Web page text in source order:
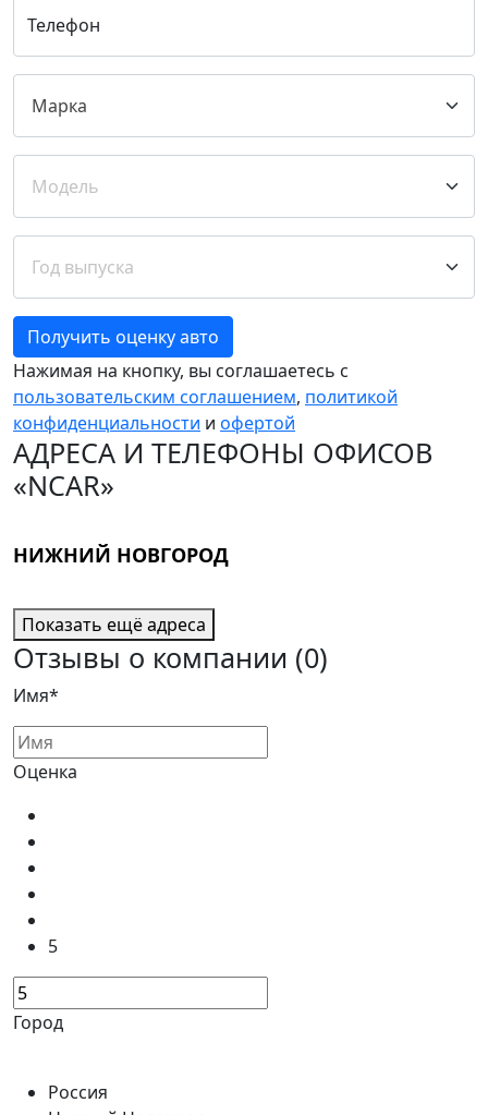
Телефон
Получить оценку авто
Нажимая на кнопку, вы соглашаетесь с
пользовательским соглашением, политикой
конфиденциальности и офертой
АДРЕСА И ТЕЛЕФОНЫ ОФИСОВ
«NCAR»
НИЖНИЙ НОВГОРОД
Показать ещё адреса
Отзывы о компании (0)
Имя*
Оценка
5
Город
Россия